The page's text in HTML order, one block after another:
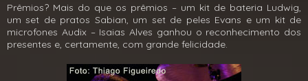
Prêmios? Mais do que os prêmios – um kit de bateria Ludwig,
um set de pratos Sabian, um set de peles Evans e um kit de
microfones Audix – Isaias Alves ganhou o reconhecimento dos
presentes e, certamente, com grande felicidade.